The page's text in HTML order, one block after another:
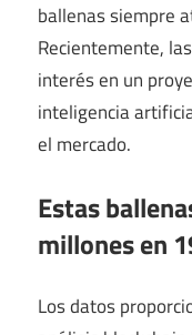
ballenas siempre
Recientemente,
interés en un
inteligencia
el mercado.
Estas
millones en
Los datos